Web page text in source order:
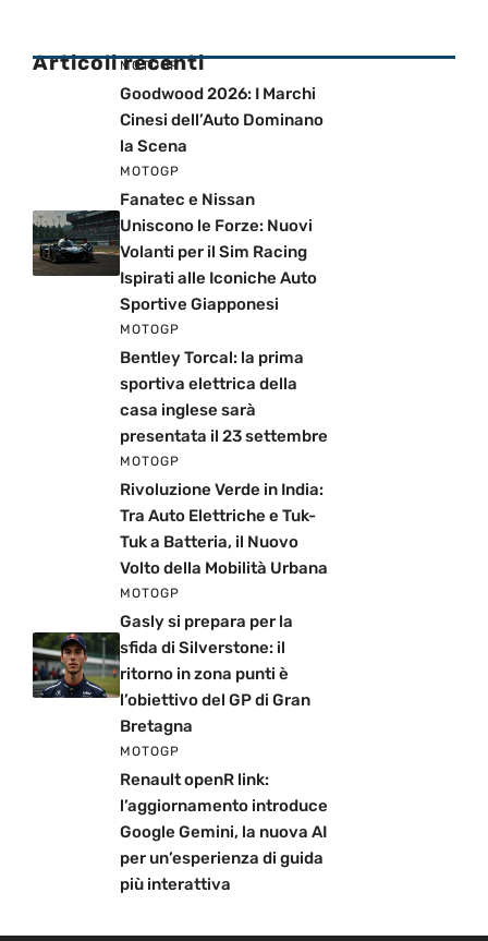
Articoli recenti
MOTOGP
Goodwood 2026: I Marchi
Cinesi dell’Auto Dominano
la Scena
MOTOGP
Fanatec e Nissan
Uniscono le Forze: Nuovi
Volanti per il Sim Racing
Ispirati alle Iconiche Auto
Sportive Giapponesi
MOTOGP
Bentley Torcal: la prima
sportiva elettrica della
casa inglese sarà
presentata il 23 settembre
MOTOGP
Rivoluzione Verde in India:
Tra Auto Elettriche e Tuk-
Tuk a Batteria, il Nuovo
Volto della Mobilità Urbana
MOTOGP
Gasly si prepara per la
sfida di Silverstone: il
ritorno in zona punti è
l’obiettivo del GP di Gran
Bretagna
MOTOGP
Renault openR link:
l’aggiornamento introduce
Google Gemini, la nuova AI
per un’esperienza di guida
più interattiva